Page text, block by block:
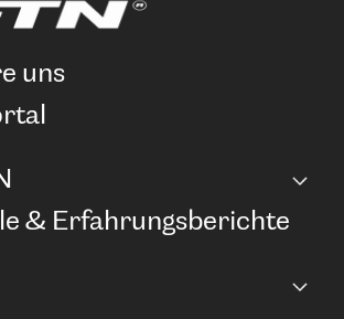
uns
& Erfahrungsberichte